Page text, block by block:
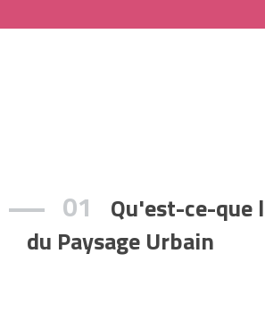
Tous les revêtements
l’ensemble des informations à
prendre en compte pour tous
d’aménagements et
d’installations, impactant
à intégrer
projets.
01
Qu'est-ce-que
du Paysage Urbain